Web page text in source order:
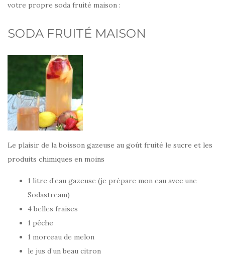
votre propre soda fruité maison :
SODA FRUITÉ MAISON
Le plaisir de la boisson gazeuse au goût fruité le sucre et les
produits chimiques en moins
1 litre d’eau gazeuse (je prépare mon eau avec une
Sodastream)
4 belles fraises
1 pêche
1 morceau de melon
le jus d’un beau citron